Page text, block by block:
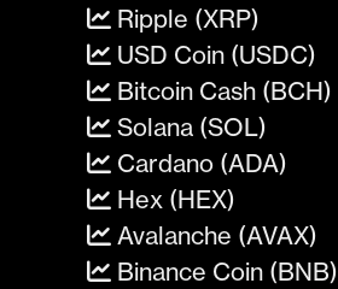
Ripple (XRP)
USD Coin (USDC)
Bitcoin Cash (BCH)
Solana (SOL)
Cardano (ADA)
Hex (HEX)
Avalanche (AVAX)
Binance Coin (BNB)